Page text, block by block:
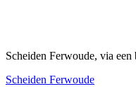
Scheiden Ferwoude, via een
Scheiden Ferwoude